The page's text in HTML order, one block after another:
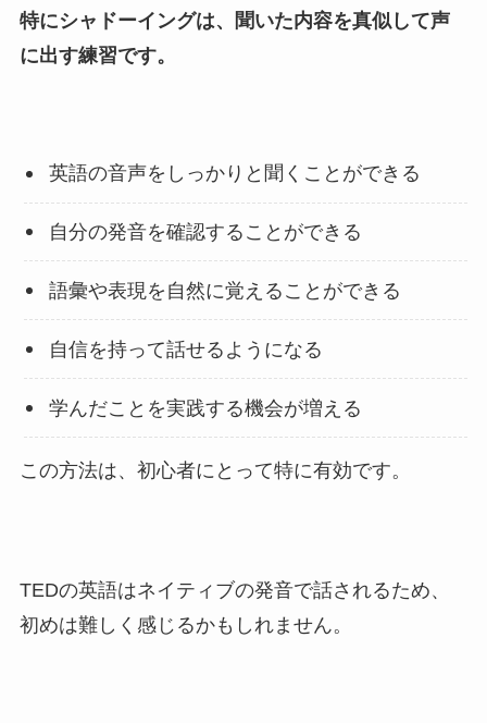
特にシャドーイングは、聞いた内容を真似して声
に出す練習です。
英語の音声をしっかりと聞くことができる
自分の発音を確認することができる
語彙や表現を自然に覚えることができる
自信を持って話せるようになる
学んだことを実践する機会が増える
この方法は、初心者にとって特に有効です。
TEDの英語はネイティブの発音で話されるため、
初めは難しく感じるかもしれません。